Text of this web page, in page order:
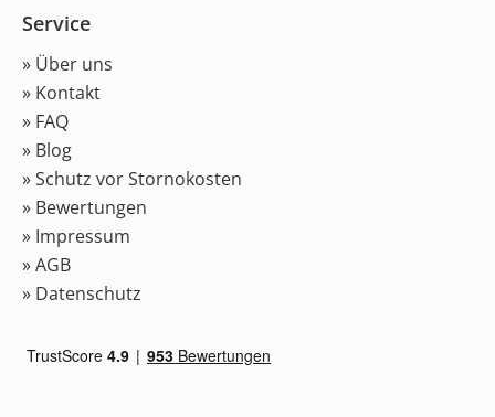
Service
» Über uns
» Kontakt
» FAQ
» Blog
» Schutz vor Stornokosten
» Bewertungen
» Impressum
» AGB
» Datenschutz